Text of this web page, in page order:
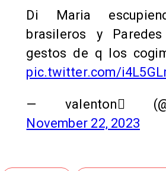
Di Maria
brasileros y
gestos de q los
pic.twitter.com/
— valenton
November 22, 2023